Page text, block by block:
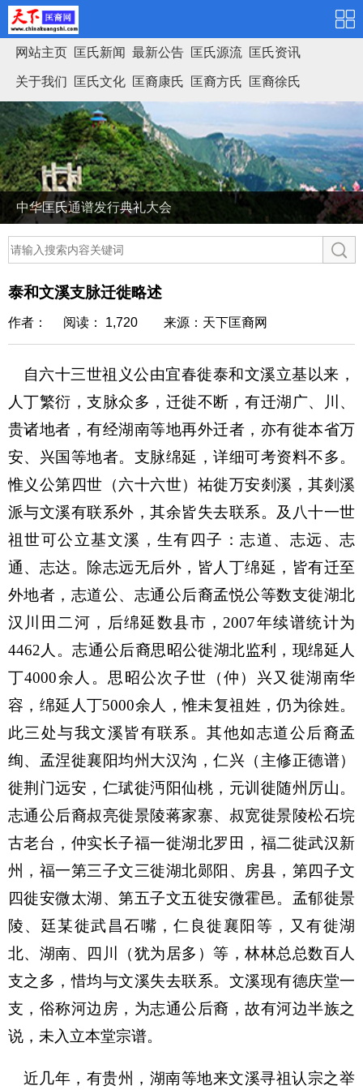
网站主页 匡氏新闻 最新公告 匡氏源流 匡氏资讯
关于我们 匡氏文化 匡裔康氏 匡裔方氏 匡裔徐氏
匡氏家谱
中华匡氏通谱发行典礼大会
泰和文溪支脉迁徙略述
作者： 阅读： 1,720 来源：天下匡裔网
自六十三世祖义公由宜春徙泰和文溪立基以来，
人丁繁衍，支脉众多，迁徙不断，有迁湖广、川、
贵诸地者，有经湖南等地再外迁者，亦有徙本省万
安、兴国等地者。支脉绵延，详细可考资料不多。
惟义公第四世（六十六世）祐徙万安剡溪，其剡溪
派与文溪有联系外，其余皆失去联系。及八十一世
祖世可公立基文溪，生有四子：志道、志远、志
通、志达。除志远无后外，皆人丁绵延，皆有迁至
外地者，志道公、志通公后裔孟悦公等数支徙湖北
汉川田二河，后绵延数县市， 2007年续谱统计为
4462 人。志通公后裔思昭公徙湖北监利，现绵延人
丁4000余人。思昭公次子世（仲）兴又徙湖南华
容，绵延人丁5000余人，惟未复祖姓，仍为徐姓。
此三处与我文溪皆有联系。其他如志道公后裔孟
绚、孟涅徙襄阳均州大汉沟，仁兴（主修正德谱）
徙荆门远安，仁珷徙沔阳仙桃，元训徙随州厉山。
志通公后裔叔亮徙景陵蒋家寨、叔宽徙景陵松石垸
古老台，仲实长子福一徙湖北罗田，福二徙武汉新
州，福一第三子文三徙湖北郧阳、房县，第四子文
四徙安微太湖、第五子文五徙安微霍邑。孟郁徙景
陵、廷某徙武昌石嘴，仁良徙襄阳等，又有徙湖
北、湖南、四川（犹为居多）等，林林总总数百人
支之多，惜均与文溪失去联系。文溪现有德庆堂一
支，俗称河边房，为志通公后裔，故有河边半族之
说，未入立本堂宗谱。
近几年，有贵州，湖南等地来文溪寻祖认宗之举